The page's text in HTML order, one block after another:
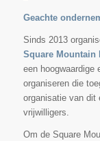
Geachte
Sinds 2013
Square Mountain
een hoogwaardige
organiseren die
organisatie van dit
vrijwilligers.
Om de Square